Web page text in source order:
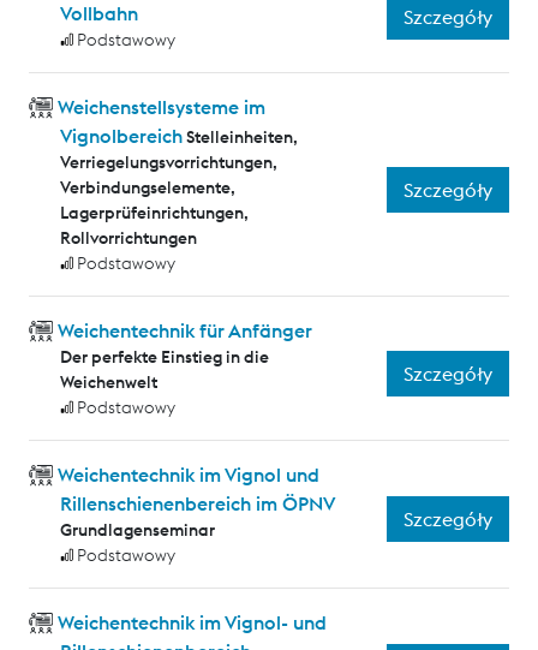
Vollbahn
Podstawowy
Szczegóły
Weichenstellsysteme im
VignolbereichStelleinheiten,
Verriegelungsvorrichtungen,
Verbindungselemente,
Lagerprüfeinrichtungen,
Rollvorrichtungen
Podstawowy
Szczegóły
Weichentechnik für Anfänger
Der perfekte Einstieg in die
Weichenwelt
Podstawowy
Szczegóły
Weichentechnik im Vignol und
Rillenschienenbereich im ÖPNV
Grundlagenseminar
Podstawowy
Szczegóły
Weichentechnik im Vignol- und